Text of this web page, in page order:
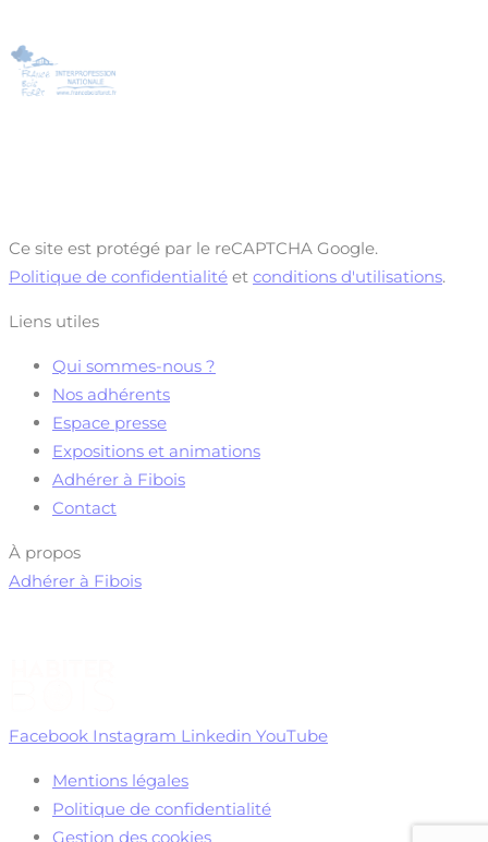
Ce site est protégé par le reCAPTCHA Google.
Politique de confidentialité et conditions d'utilisations.
Liens utiles
Qui sommes-nous ?
Nos adhérents
Espace presse
Expositions et animations
Adhérer à Fibois
Contact
À propos
Adhérer à Fibois
Facebook Instagram Linkedin YouTube
Mentions légales
Politique de confidentialité
Gestion des cookies